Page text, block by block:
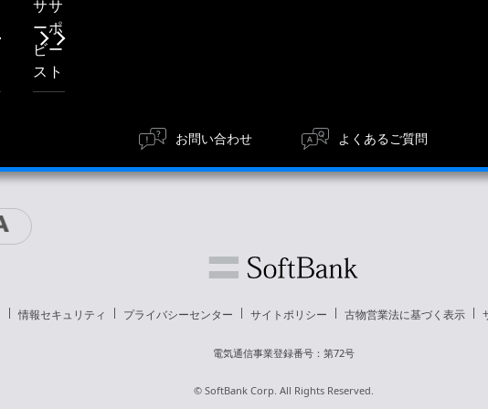
サ
ー
ビ
ス
サ
ポ
ー
ト
お問い合わせ よくあるご質問
情報セキュリティ プライバシーセンター サイトポリシー 古物営業法に基づく表示
電気通信事業登録番号：第72号
© SoftBank Corp. All Rights Reserved.